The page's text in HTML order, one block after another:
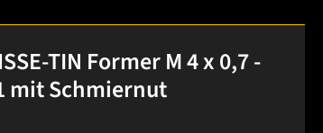
TIN Former M 4 x 0,7 -
mit Schmiernut